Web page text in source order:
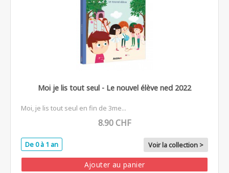
Moi je lis tout seul - Le nouvel élève ned 2022
Moi, je lis tout seul en fin de 3me...
8.90 CHF
De 0 à 1 an Voir la collection >
Ajouter au panier